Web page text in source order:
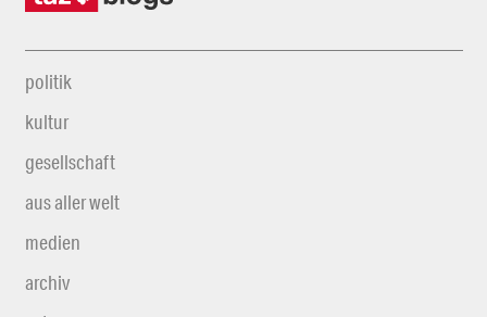
politik
kultur
gesellschaft
aus aller welt
medien
archiv